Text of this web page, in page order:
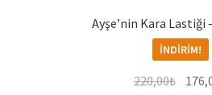
Ayşe’nin Kara Lastiği
İNDIRIM!
220,00₺